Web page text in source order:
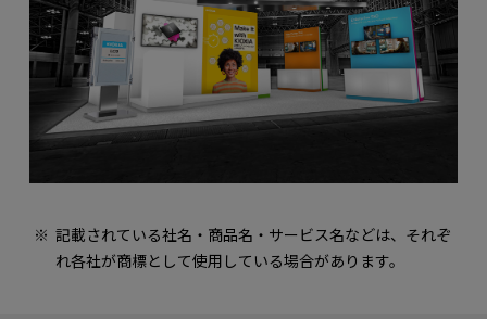
記載されている社名・商品名・サービス名などは、それぞ
れ各社が商標として使用している場合があります。